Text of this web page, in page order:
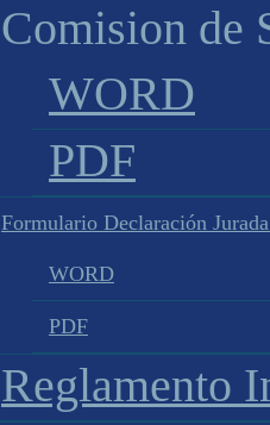
Comision de
WORD
PDF
Formulario Declaración
WORD
PDF
Reglamento